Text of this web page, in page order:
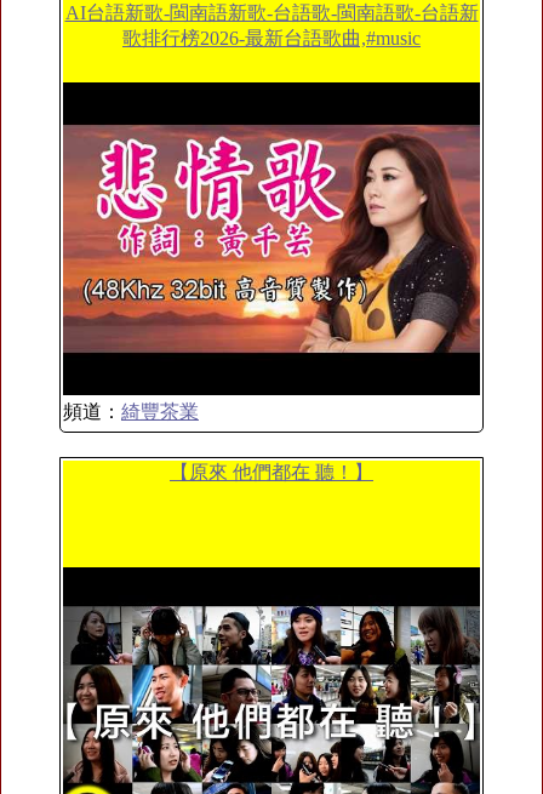
AI台語新歌-閩南語新歌-台語歌-閩南語歌-台語新
歌排行榜2026-最新台語歌曲,#music
頻道： 綺豐茶業
【原來 他們都在 聽！】